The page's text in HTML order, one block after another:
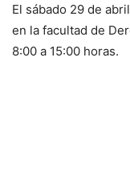
El sábado 29 de
en la facultad de
8:00 a 15:00 horas.